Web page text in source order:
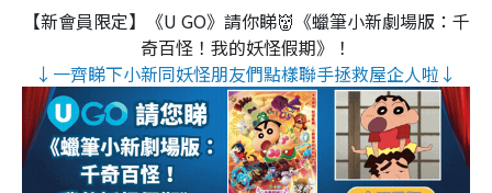
【新會員限定】《U GO》請你睇👹《蠟筆小新劇場版：千
奇百怪！我的妖怪假期》！
↓一齊睇下小新同妖怪朋友們點樣聯手拯救屋企人啦↓